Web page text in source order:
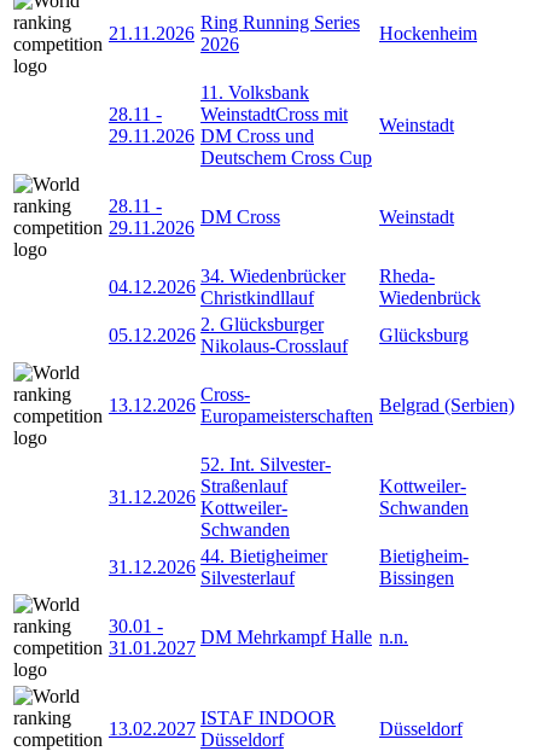
21.11.2026
Ring Running Series
2026
Hockenheim
28.11 -
29.11.2026
11. Volksbank
WeinstadtCross mit
DM Cross und
Deutschem Cross Cup
Weinstadt
28.11 -
29.11.2026
DM Cross Weinstadt
04.12.2026
34. Wiedenbrücker
Christkindllauf
Rheda-
Wiedenbrück
05.12.2026
2. Glücksburger
Nikolaus-Crosslauf
Glücksburg
13.12.2026
Cross-
Europameisterschaften
Belgrad (Serbien)
31.12.2026
52. Int. Silvester-
Straßenlauf
Kottweiler-
Schwanden
Kottweiler-
Schwanden
31.12.2026
44. Bietigheimer
Silvesterlauf
Bietigheim-
Bissingen
30.01 -
31.01.2027
DM Mehrkampf Halle n.n.
13.02.2027
ISTAF INDOOR
Düsseldorf
Düsseldorf